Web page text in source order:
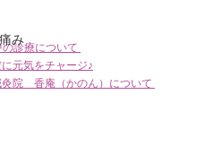
み
の診療について
元気をチャージ♪
院　香庵（かのん）について